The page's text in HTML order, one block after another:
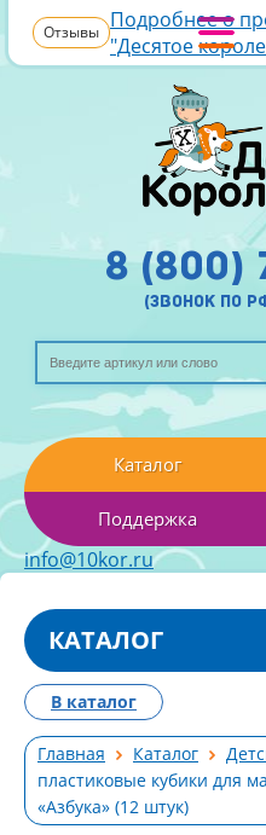
Отзывы Подробнее о
"Десятое
8 (800)
(звонок по
Каталог
Поддержка
info@10kor.ru
КАТАЛОГ
Главная Каталог
пластиковые кубики для
«Азбука» (12 штук)
В каталог